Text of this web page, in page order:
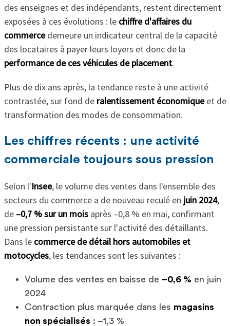
des enseignes et des indépendants, restent directement
exposées à ces évolutions : le chiffre d'affaires du
commercedemeure un indicateur central de la capacité
des locataires à payer leurs loyers et donc de la
performance de ces véhicules de placement.
Plus de dix ans après, la tendance reste à une activité
contrastée, sur fond de ralentissement économiqueet de
transformation des modes de consommation.
Les chiffres récents : une activité
commerciale toujours sous pression
Selon l'Insee, le volume des ventes dans l'ensemble des
secteurs du commerce a de nouveau reculé en juin 2024,
de –0,7 % sur un moisaprès –0,8 % en mai, confirmant
une pression persistante sur l'activité des détaillants.
Dans le commerce de détail hors automobiles et
motocycles, les tendances sont les suivantes :
Volume des ventes en baisse de –0,6 % en juin
2024
Contraction plus marquée dans les magasins
non spécialisés : –1,3 %